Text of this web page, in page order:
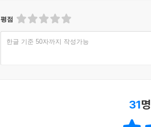
평점
한글 기준 50자까지 작성가능
31